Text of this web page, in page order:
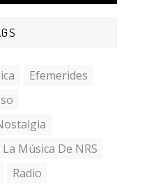
Efemerides
La Música De NRS
Radio